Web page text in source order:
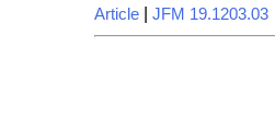
Article |JFM 19.1203.03